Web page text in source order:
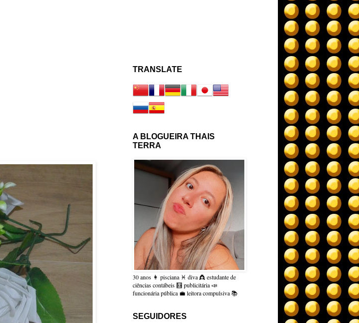
TRANSLATE
A BLOGUEIRA THAIS
TERRA
30 anos 👩 pisciana ♓ diva 👸 estudante de
ciências contábeis 🧮 publicitária 📣
funcionária pública 💼 leitora compulsiva 📚
SEGUIDORES